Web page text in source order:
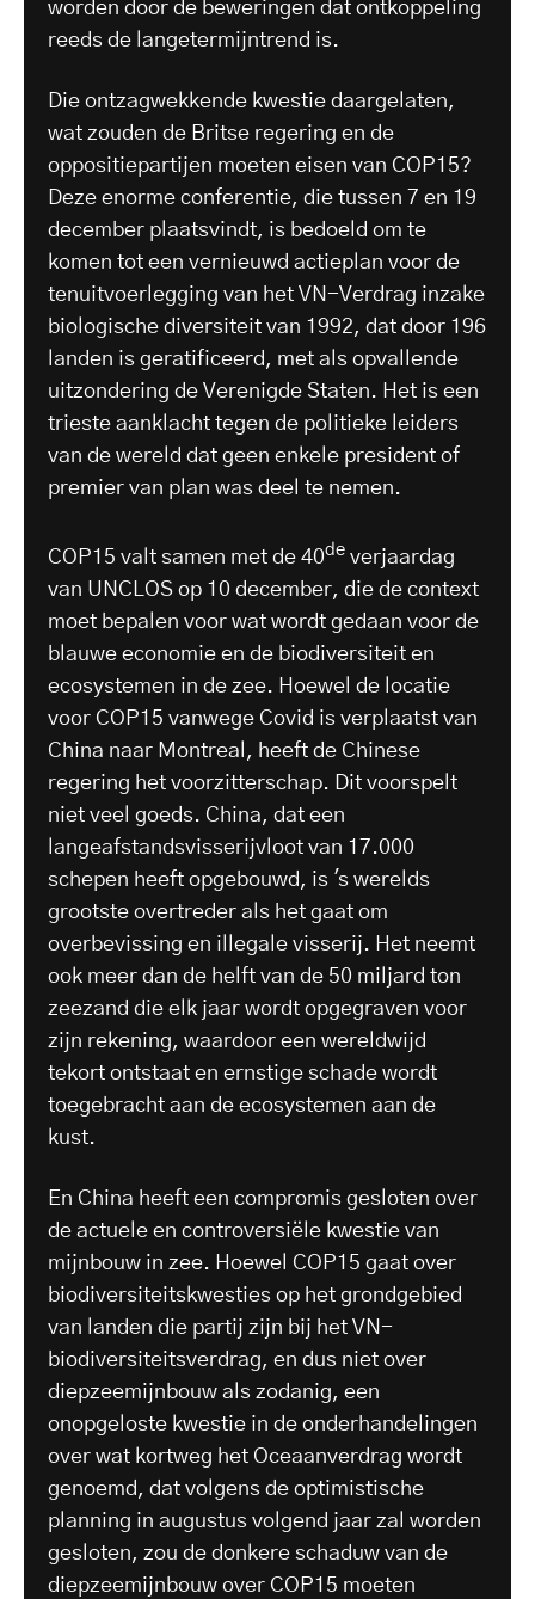
worden door de beweringen dat ontkoppeling
reeds de langetermijntrend is.
Die ontzagwekkende kwestie daargelaten,
wat zouden de Britse regering en de
oppositiepartijen moeten eisen van COP15?
Deze enorme conferentie, die tussen 7 en 19
december plaatsvindt, is bedoeld om te
komen tot een vernieuwd actieplan voor de
tenuitvoerlegging van het VN-Verdrag inzake
biologische diversiteit van 1992, dat door 196
landen is geratificeerd, met als opvallende
uitzondering de Verenigde Staten. Het is een
trieste aanklacht tegen de politieke leiders
van de wereld dat geen enkele president of
premier van plan was deel te nemen.
COP15 valt samen met de 40de verjaardag
van UNCLOS op 10 december, die de context
moet bepalen voor wat wordt gedaan voor de
blauwe economie en de biodiversiteit en
ecosystemen in de zee. Hoewel de locatie
voor COP15 vanwege Covid is verplaatst van
China naar Montreal, heeft de Chinese
regering het voorzitterschap. Dit voorspelt
niet veel goeds. China, dat een
langeafstandsvisserijvloot van 17.000
schepen heeft opgebouwd, is 's werelds
grootste overtreder als het gaat om
overbevissing en illegale visserij. Het neemt
ook meer dan de helft van de 50 miljard ton
zeezand die elk jaar wordt opgegraven voor
zijn rekening, waardoor een wereldwijd
tekort ontstaat en ernstige schade wordt
toegebracht aan de ecosystemen aan de
kust.
En China heeft een compromis gesloten over
de actuele en controversiële kwestie van
mijnbouw in zee. Hoewel COP15 gaat over
biodiversiteitskwesties op het grondgebied
van landen die partij zijn bij het VN-
biodiversiteitsverdrag, en dus niet over
diepzeemijnbouw als zodanig, een
onopgeloste kwestie in de onderhandelingen
over wat kortweg het Oceaanverdrag wordt
genoemd, dat volgens de optimistische
planning in augustus volgend jaar zal worden
gesloten, zou de donkere schaduw van de
diepzeemijnbouw over COP15 moeten